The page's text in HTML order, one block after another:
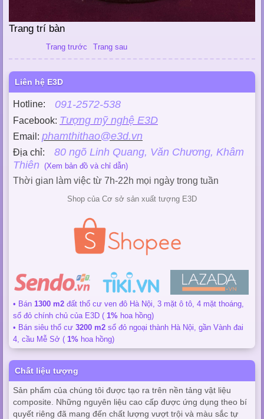
Trang trí bàn
Trang trước Trang sau
Liên hệ E3D
Hotline: 091-2572-538
Facebook: Tượng mỹ nghệ E3D
Email: phamthithao@e3d.vn
Địa chỉ: 80 ngõ Linh Quang, Văn Chương, Khâm
Thiên (Xem bản đồ và chỉ dẫn)
Thời gian làm việc từ 7h-22h mọi ngày trong tuần
Shop của Cơ sở sản xuất tượng E3D
• Bán 1300 m2 đất thổ cư ven đô Hà Nội, 3 mặt ô tô, 4 mặt thoáng,
sổ đỏ chính chủ của E3D ( 1% hoa hồng)
• Bán siêu thổ cư 3200 m2 sổ đỏ ngoại thành Hà Nội, gần Vành đai
4, cầu Mễ Sở ( 1% hoa hồng)
Chất liệu tượng
Sản phẩm của chúng tôi được tạo ra trên nền tảng vật liệu
composite. Những nguyên liệu cao cấp được ứng dụng theo bí
quyết riêng đã mang đến chất lượng vượt trội và màu sắc tự